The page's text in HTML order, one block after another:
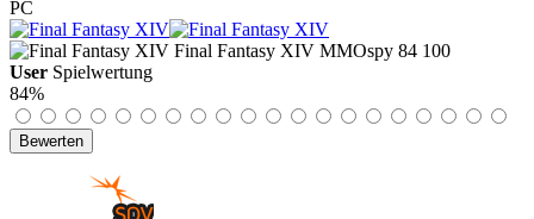
PC
Final Fantasy XIV MMOspy 84 100
User Spielwertung
84%